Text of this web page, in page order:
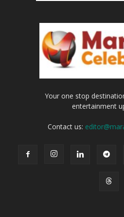
Your one stop
entertainment
Contact us: